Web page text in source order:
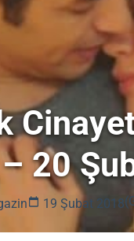
20
19 Şubat 2018